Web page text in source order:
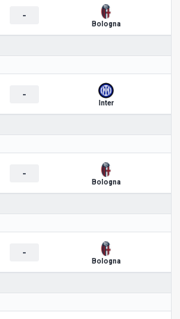
-
Bologna
-
Inter
-
Bologna
-
Bologna